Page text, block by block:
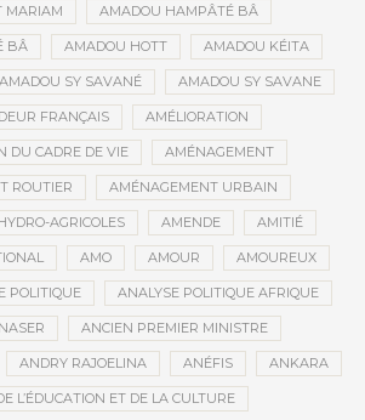
MARIAM AMADOU HAMPÂTÉ BÂ
BÂ AMADOU HOTT AMADOU KÉITA
AMADOU SY SAVANÉ AMADOU SY SAVANE
FRANÇAIS AMÉLIORATION
DU CADRE DE VIE AMÉNAGEMENT
ROUTIER AMÉNAGEMENT URBAIN
AGRICOLES AMENDE AMITIÉ
AMO AMOUR AMOUREUX
POLITIQUE ANALYSE POLITIQUE AFRIQUE
ANCIEN PREMIER MINISTRE
ANDRY RAJOELINA ANÉFIS ANKARA
L’ÉDUCATION ET DE LA CULTURE